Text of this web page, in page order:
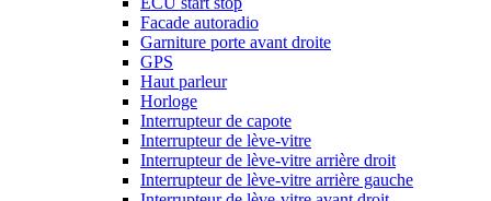
Facade autoradio
Garniture porte avant droite
GPS
Haut parleur
Horloge
Interrupteur de capote
Interrupteur de lève-vitre
Interrupteur de lève-vitre arrière droit
Interrupteur de lève-vitre arrière gauche